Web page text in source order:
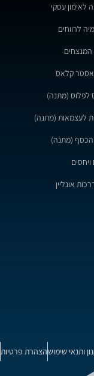
לאימון עסקי
לרווחים
המנצחים
קלאס
לפלוס (מתנה)
לעצמאות (מתנה)
הכסף (מתנה)
אונליין
ותנאי שימושהצהרת פרטיות